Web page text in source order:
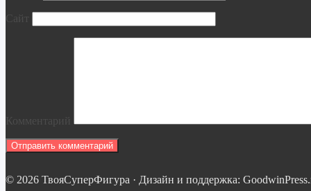
Сайт
Комментарий
© 2026 ТвояСуперФигура · Дизайн и поддержка: